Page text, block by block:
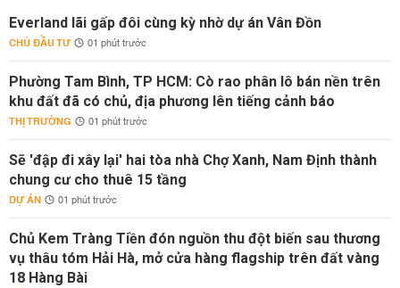
Everland lãi gấp đôi cùng kỳ nhờ dự án Vân Đồn
CHỦ ĐẦU TƯ 01 phút trước
Phường Tam Bình, TP HCM: Cò rao phân lô bán nền trên
khu đất đã có chủ, địa phương lên tiếng cảnh báo
THỊ TRƯỜNG 01 phút trước
Sẽ 'đập đi xây lại' hai tòa nhà Chợ Xanh, Nam Định thành
chung cư cho thuê 15 tầng
DỰ ÁN 01 phút trước
Chủ Kem Tràng Tiền đón nguồn thu đột biến sau thương
vụ thâu tóm Hải Hà, mở cửa hàng flagship trên đất vàng
18 Hàng Bài